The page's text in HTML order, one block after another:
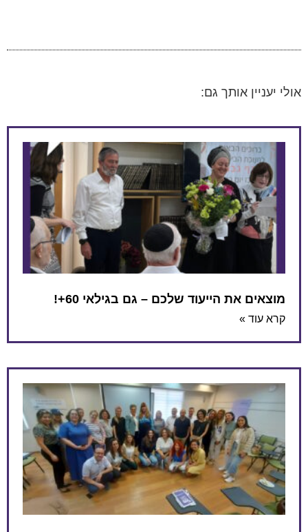
אולי יעניין אותך גם:
מוצאים את הייעוד שלכם – גם בגילאי 60+!
קרא עוד »